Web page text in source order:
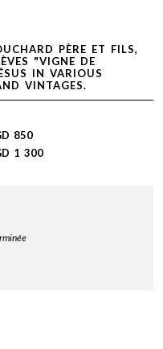
PÈRE ET FILS,
"VIGNE DE
IN VARIOUS
VINTAGES.
850
1 300